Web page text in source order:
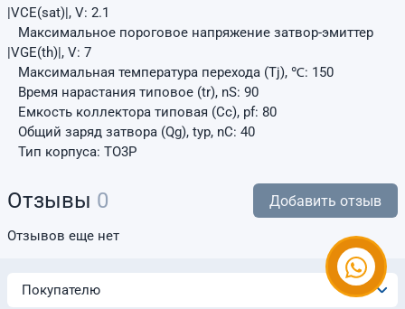
|VCE(sat)|, V: 2.1
Максимальное пороговое напряжение затвор-эмиттер
|VGE(th)|, V: 7
Максимальная температура перехода (Tj), ℃: 150
Время нарастания типовое (tr), nS: 90
Емкость коллектора типовая (Cc), pf: 80
Общий заряд затвора (Qg), typ, nC: 40
Тип корпуса: TO3P
Отзывы 0 Добавить отзыв
Отзывов еще нет
Покупателю